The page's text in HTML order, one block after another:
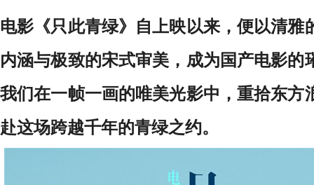
电影《只此青绿》自上映以来，便以清雅
内涵与极致的宋式审美，成为国产电影的
我们在一帧一画的唯美光影中，重拾东方
赴这场跨越千年的青绿之约。